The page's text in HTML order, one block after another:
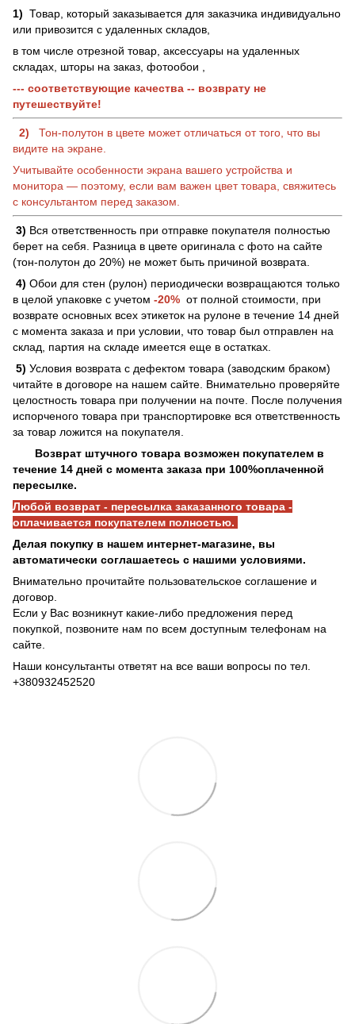
1) Товар, который заказывается для заказчика индивидуально
или привозится с удаленных складов,
в том числе отрезной товар, аксессуары на удаленных
складах, шторы на заказ, фотообои ,
--- соответствующие качества -- возврату не
путешествуйте!
2)
Тон-полутон в цвете может отличаться от того, что вы
видите на экране.
Учитывайте особенности экрана вашего устройства и
монитора — поэтому, если вам важен цвет товара, свяжитесь
с консультантом перед заказом.
3) Вся ответственность при отправке покупателя полностью
берет на себя. Разница в цвете оригинала с фото на сайте
(тон-полутон до 20%) не может быть причиной возврата.
4) Обои для стен (рулон) периодически возвращаются только
в целой упаковке с учетом -20% от полной стоимости, при
возврате основных всех этикеток на рулоне в течение 14 дней
с момента заказа и при условии, что товар был отправлен на
склад, партия на складе имеется еще в остатках.
5) Условия возврата с дефектом товара (заводским браком)
читайте в договоре на нашем сайте. Внимательно проверяйте
целостность товара при получении на почте. После получения
испорченого товара при транспортировке вся ответственность
за товар ложится на покупателя.
Возврат штучного товара возможен покупателем в
течение 14 дней с момента заказа при 100%оплаченной
пересылке.
Любой возврат - пересылка заказанного товара -
оплачивается покупателем полностью.
Делая покупку в нашем интернет-магазине, вы
автоматически соглашаетесь с нашими условиями.
Внимательно прочитайте пользовательское соглашение и
договор.
Если у Вас возникнут какие-либо предложения перед
покупкой, позвоните нам по всем доступным телефонам на
сайте.
Наши консультанты ответят на все ваши вопросы по тел.
+380932452520